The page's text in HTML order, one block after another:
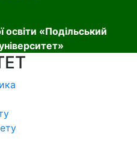
«Подільський